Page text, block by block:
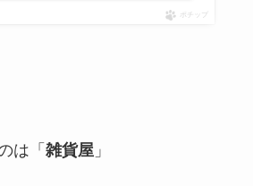
ポチップ
は「 雑貨屋」